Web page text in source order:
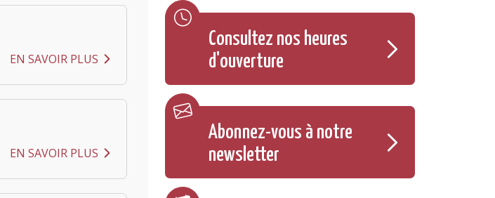
EN SAVOIR PLUS
EN SAVOIR PLUS
Consultez nos heures
d'ouverture
Abonnez-vous à notre
newsletter